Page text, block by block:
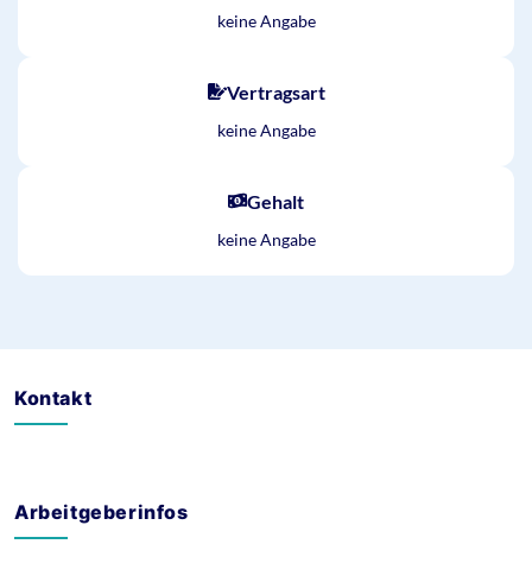
keine Angabe
Vertragsart
keine Angabe
Gehalt
keine Angabe
Kontakt
Arbeitgeberinfos